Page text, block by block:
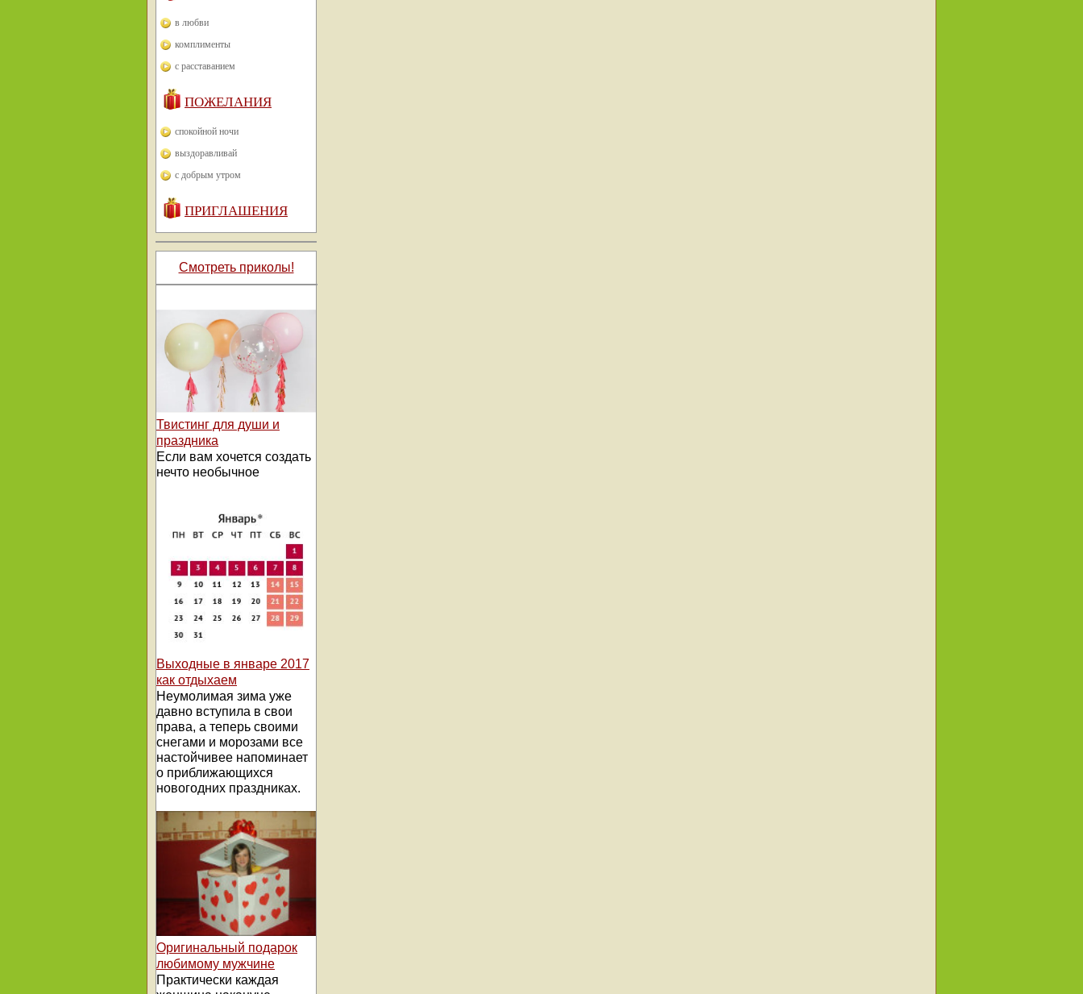
в любви
комплименты
с расставанием
ПОЖЕЛАНИЯ
спокойной ночи
выздоравливай
с добрым утром
ПРИГЛАШЕНИЯ
Смотреть приколы!
Твистинг для души и
праздника
Если вам хочется создать
нечто необычное
Выходные в январе 2017
как отдыхаем
Неумолимая зима уже
давно вступила в свои
права, а теперь своими
снегами и морозами все
настойчивее напоминает
о приближающихся
новогодних праздниках.
Оригинальный подарок
любимому мужчине
Практически каждая